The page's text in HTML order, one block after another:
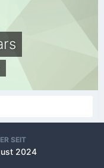
SEIT
2024